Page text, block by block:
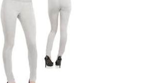
Skladem 2
76981147GE
life in progress